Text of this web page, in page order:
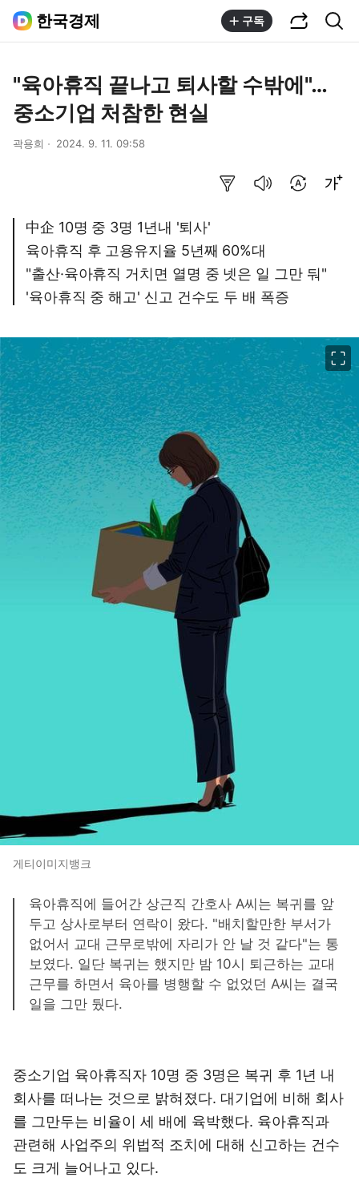
한국경제 구독
"육아휴직 끝나고 퇴사할 수밖에"…
중소기업 처참한 현실
곽용희 2024. 9. 11. 09:58
中企 10명 중 3명 1년내 '퇴사'
육아휴직 후 고용유지율 5년째 60%대
"출산·육아휴직 거치면 열명 중 넷은 일 그만 둬"
'육아휴직 중 해고' 신고 건수도 두 배 폭증
게티이미지뱅크
육아휴직에 들어간 상근직 간호사 A씨는 복귀를 앞
두고 상사로부터 연락이 왔다. "배치할만한 부서가
없어서 교대 근무로밖에 자리가 안 날 것 같다"는 통
보였다. 일단 복귀는 했지만 밤 10시 퇴근하는 교대
근무를 하면서 육아를 병행할 수 없었던 A씨는 결국
일을 그만 뒀다.
중소기업 육아휴직자 10명 중 3명은 복귀 후 1년 내
회사를 떠나는 것으로 밝혀졌다. 대기업에 비해 회사
를 그만두는 비율이 세 배에 육박했다. 육아휴직과
관련해 사업주의 위법적 조치에 대해 신고하는 건수
도 크게 늘어나고 있다.